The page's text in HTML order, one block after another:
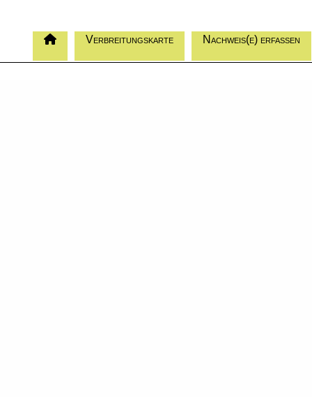
Verbreitungskarte Nachweis(e) erfassen